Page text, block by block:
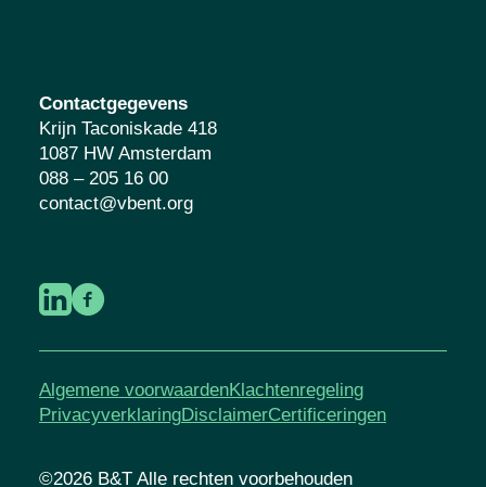
Contactgegevens
Krijn Taconiskade 418
1087 HW Amsterdam
088 – 205 16 00
contact@vbent.org
Algemene voorwaardenKlachtenregeling
PrivacyverklaringDisclaimerCertificeringen
©2026 B&T Alle rechten voorbehouden